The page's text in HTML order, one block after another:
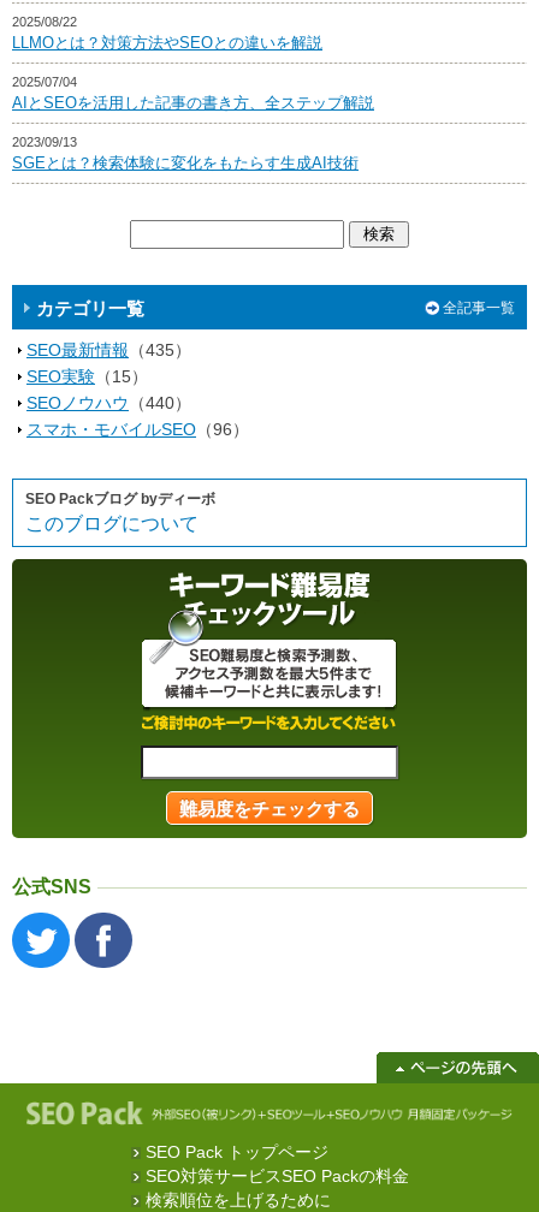
2025/08/22
LLMOとは？対策方法やSEOとの違いを解説
2025/07/04
AIとSEOを活用した記事の書き方、全ステップ解説
2023/09/13
SGEとは？検索体験に変化をもたらす生成AI技術
カテゴリ一覧 全記事一覧
SEO最新情報 （435）
SEO実験 （15）
SEOノウハウ
（440）
スマホ・モバイルSEO （96）
SEO Packブログ byディーボ
このブログについて
公式SNS
SEO Pack トップページ
SEO対策サービスSEO Packの料金
検索順位を上げるために